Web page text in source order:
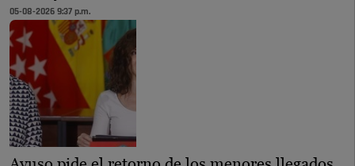
05-08-2026 9:37 p.m.